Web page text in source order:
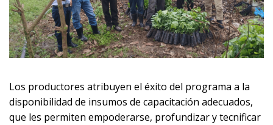
Los productores atribuyen el éxito del programa a la
disponibilidad de insumos de capacitación adecuados,
que les permiten empoderarse, profundizar y tecnificar